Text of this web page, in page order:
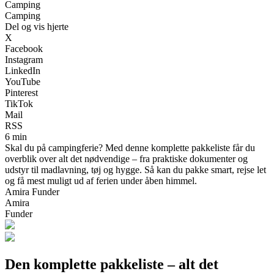
Camping
Camping
Del og vis hjerte
X
Facebook
Instagram
LinkedIn
YouTube
Pinterest
TikTok
Mail
RSS
6 min
Skal du på campingferie? Med denne komplette pakkeliste får du
overblik over alt det nødvendige – fra praktiske dokumenter og
udstyr til madlavning, tøj og hygge. Så kan du pakke smart, rejse let
og få mest muligt ud af ferien under åben himmel.
Amira Funder
Amira
Funder
Den komplette pakkeliste – alt det